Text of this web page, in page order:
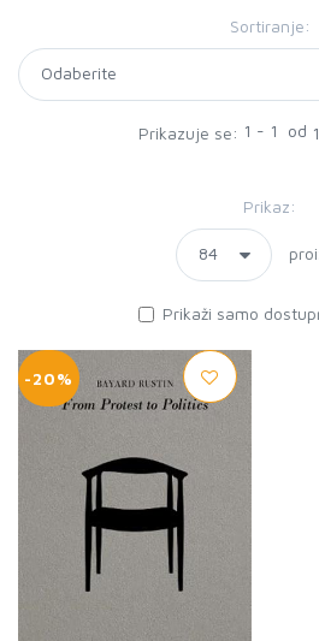
Sortiranje:
Prikazuje se: 1 - 1 od 1
Prikaz:
Prikaži samo
-20%